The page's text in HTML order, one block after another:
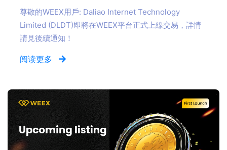
尊敬的WEEX用戶: Daliao Internet Technology
Limited (DLDT)即將在WEEX平台正式上線交易，詳情
請見後續通知！
阅读更多